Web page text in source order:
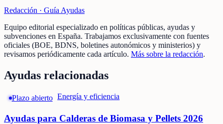
Redacción · Guía Ayudas
Equipo editorial especializado en políticas públicas, ayudas y
subvenciones en España. Trabajamos exclusivamente con fuentes
oficiales (BOE, BDNS, boletines autonómicos y ministerios) y
revisamos periódicamente cada artículo. Más sobre la redacción.
Ayudas relacionadas
Plazo abierto Energía y eficiencia
Ayudas para Calderas de Biomasa y Pellets 2026